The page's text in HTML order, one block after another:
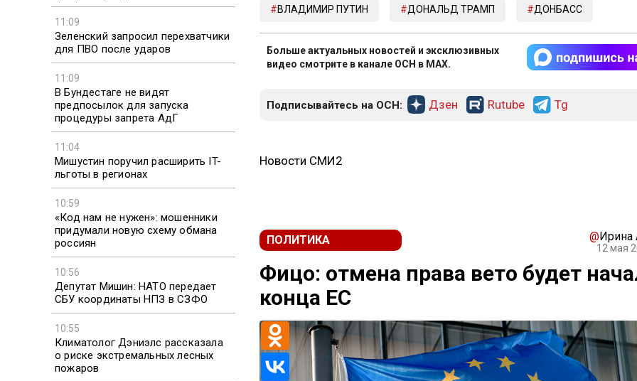
11:09
Зеленский запросил перехватчики
для ПВО после ударов
11:09
В Бундестаге не видят
предпосылок для запуска
процедуры запрета АдГ
11:04
Мишустин поручил расширить IT-
льготы в регионах
10:59
«Код нам не нужен»: мошенники
придумали новую схему обмана
россиян
10:56
Депутат Мишин: НАТО передает
СБУ координаты НПЗ в СЗФО
10:55
Климатолог Дэниэлс рассказала
о риске экстремальных лесных
пожаров
ВЛАДИМИР ПУТИН ДОНАЛЬД ТРАМП ДОНБАСС
Больше актуальных новостей и эксклюзивных
видео смотрите в канале ОСН в MAX.
Подписывайтесь на ОСН: Дзен Rutube Tg
Новости СМИ2
ПОЛИТИКА @Ирина
12 мая
Фицо: отмена права вето будет
конца ЕС